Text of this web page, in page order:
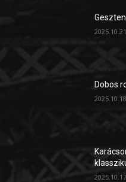
Dobos
2025.10.17.